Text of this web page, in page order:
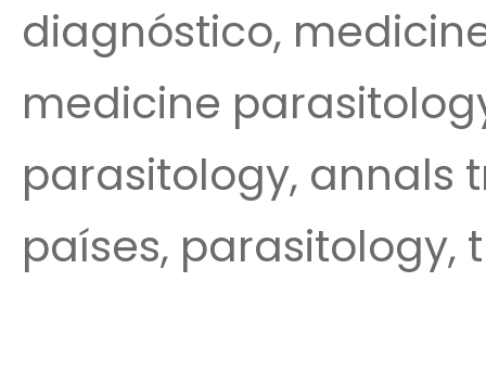
diagnóstico,
medicine
parasitology, annals
países, parasitology,